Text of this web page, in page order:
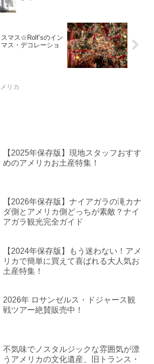
マス☆Rolf’sのイン
ス・デコレーショ
リカ
【2025年保存版】現地スタッフおすす
めのアメリカお土産特集！
【2026年保存版】ナイアガラの滝カナ
ダ側とアメリカ側どっちが素敵？ナイ
アガラ観光完全ガイド
【2024年保存版】もう迷わない！アメ
リカで簡単に買えて喜ばれる大人気お
土産特集！
2026年 ロサンゼルス・ドジャース観
戦ツアー絶賛販売中！
不気味でノスタルジックな雰囲気が漂
うアメリカの文化遺産、旧トランス・